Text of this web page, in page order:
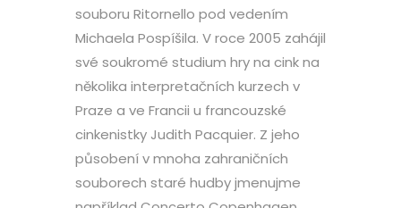
souboru Ritornello pod vedením
Michaela Pospíšila. V roce 2005 zahájil
své soukromé studium hry na cink na
několika interpretačních kurzech v
Praze a ve Francii u francouzské
cinkenistky Judith Pacquier. Z jeho
působení v mnoha zahraničních
souborech staré hudby jmenujme